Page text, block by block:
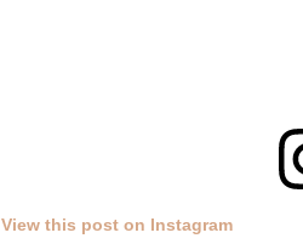
View this post on Instagram